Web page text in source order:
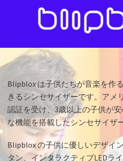
Blipblox は子供たちが音楽を作
きるシンセサイザーです。アメ
認証を受け、3歳以上の子供が
な機能を搭載したシンセサイザ
Blipblox の子供に優しいデザイ
タン、インタラクティブLEDラ